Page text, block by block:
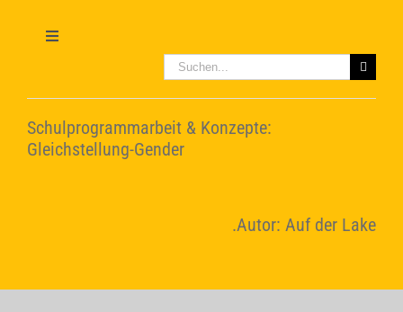
springenToggle
Leitbild
Suche
nach:
Schulprogrammarbeit & Konzepte:
Gleichstellung-Gender
.Autor: Auf der Lake